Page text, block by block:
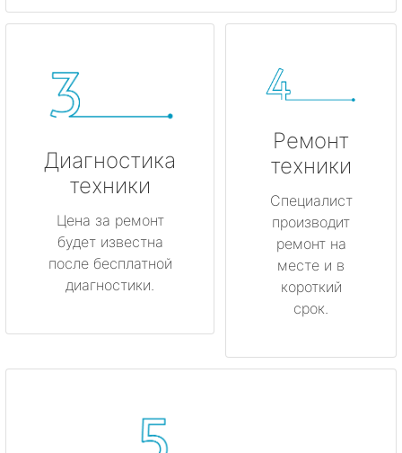
Диагностика
техники
Цена за ремонт
будет известна
после бесплатной
диагностики.
Ремонт
техники
Специалист
производит
ремонт на
месте и в
короткий
срок.